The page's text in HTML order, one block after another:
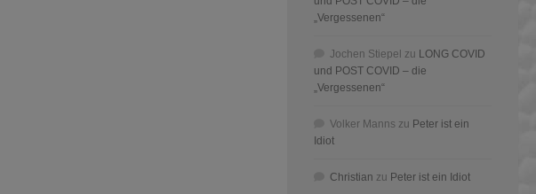
„Vergessenen“
Jochen Stiepel zu LONG COVID
und POST COVID – die
„Vergessenen“
Volker Manns zu Peter ist ein
Idiot
Christian zu Peter ist ein Idiot